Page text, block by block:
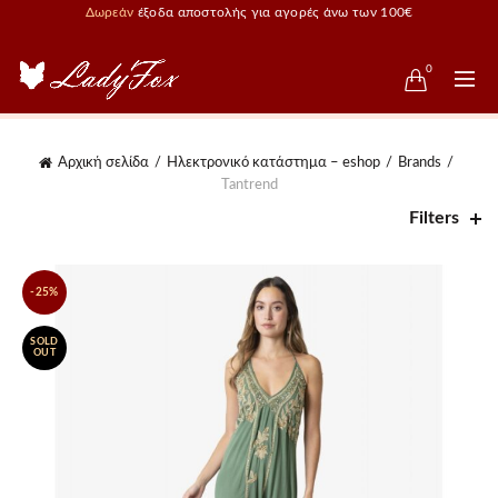
Δωρεάν έξοδα αποστολής για αγορές άνω των 100€
0
Αρχική σελίδα Ηλεκτρονικό κατάστημα – eshop
Brands
Tantrend
Filters
-25%
SOLD
OUT